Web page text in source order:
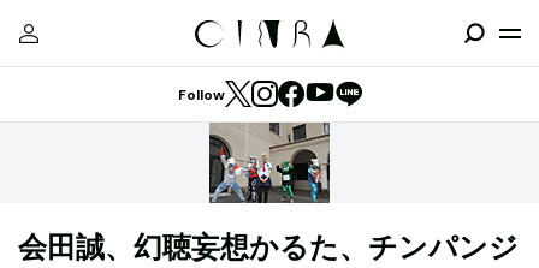
Follow
会田誠、幻聴妄想かるた、チンパンジ